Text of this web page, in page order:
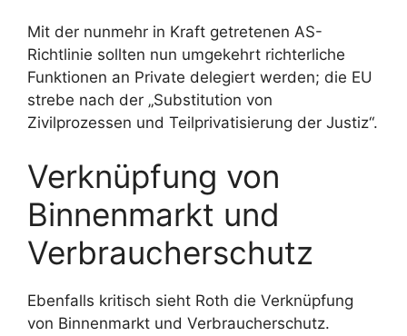
Mit der nunmehr in Kraft getretenen AS-
Richtlinie sollten nun umgekehrt richterliche
Funktionen an Private delegiert werden; die EU
strebe nach der „Substitution von
Zivilprozessen und Teilprivatisierung der Justiz“.
Verknüpfung von
Binnenmarkt und
Verbraucherschutz
Ebenfalls kritisch sieht Roth die Verknüpfung
von Binnenmarkt und Verbraucherschutz.